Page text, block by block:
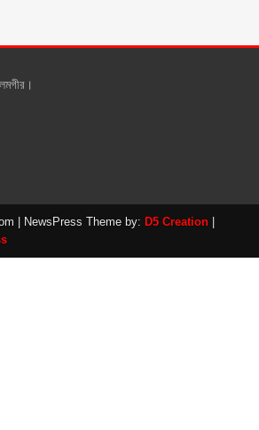
| NewsPress Theme by: D5 Creation